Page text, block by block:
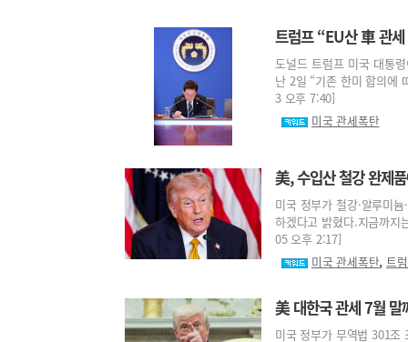
트럼프 “EU산 車 관
도널드 트럼프 미국 대통
난 2일 “기존 한미 합의
3 오후 7:40]
미국 관세폭탄
美, 수입산 철강 완제
미국 정부가 철강·알루미
하겠다고 밝혔다.지금까
05 오후 2:17]
미국 관세폭탄,트
美 대한국 관세 7월
미국 정부가 무역법 301조